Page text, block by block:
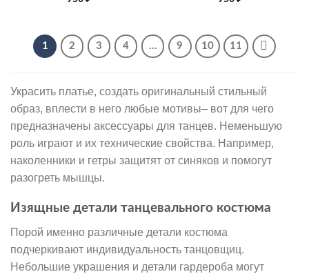
1 2 3 4 … 9 10 11
Украсить платье, создать оригинальный стильный
образ, вплести в него любые мотивы– вот для чего
предназначены аксессуары для танцев. Неменьшую
роль играют и их технические свойства. Например,
наколенники и гетры защитят от синяков и помогут
разогреть мышцы.
Изящные детали танцевального костюма
Порой именно различные детали костюма
подчеркивают индивидуальность танцовщиц.
Небольшие украшения и детали гардероба могут